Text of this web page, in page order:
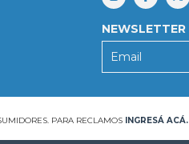
NEWSLETTER
PARA RECLAMOS INGRESÁ ACÁ.